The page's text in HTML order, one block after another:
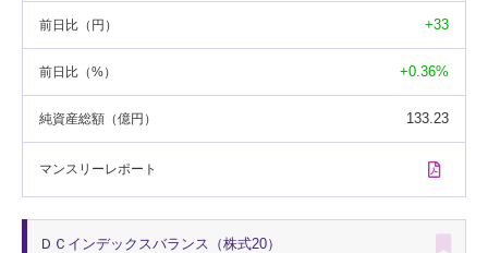
前日比 （円） +33
前日比 （%） +0.36%
純資産総額 （億円） 133.23
マンスリーレポート
ＤＣインデックスバランス（株式20）